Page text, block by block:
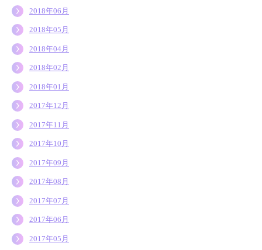
2018年06月
2018年05月
2018年04月
2018年02月
2018年01月
2017年12月
2017年11月
2017年10月
2017年09月
2017年08月
2017年07月
2017年06月
2017年05月